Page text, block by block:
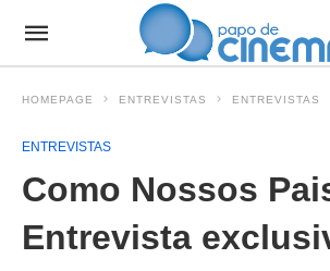
HOMEPAGE ENTREVISTAS ENTREVISTAS
ENTREVISTAS
Como Nossos
Entrevista